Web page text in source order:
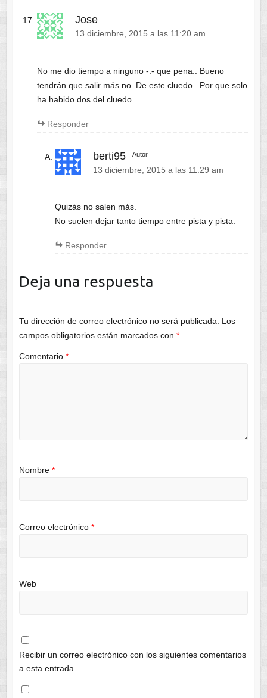
Jose
13 diciembre, 2015 a las 11:20 am
No me dio tiempo a ninguno -.- que pena.. Bueno
tendrán que salir más no. De este cluedo.. Por que solo
ha habido dos del cluedo…
Responder
berti95 Autor
13 diciembre, 2015 a las 11:29 am
Quizás no salen más.
No suelen dejar tanto tiempo entre pista y pista.
Responder
Deja una respuesta
Tu dirección de correo electrónico no será publicada.
Los
campos obligatorios están marcados con *
Comentario *
Nombre *
Correo electrónico *
Web
Recibir un correo electrónico con los siguientes comentarios
a esta entrada.